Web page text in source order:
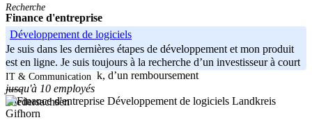
Recherche
Finance d'entreprise
Développement de logiciels
Je suis dans les dernières étapes de développement et mon produit
est en ligne. Je suis toujours à la recherche d’un investisseur à court
terme de plus de 300k, d’un remboursement
-----
Niedersachsen
IT & Communication
jusqu'à 10 employés
Landkreis
Gifhorn